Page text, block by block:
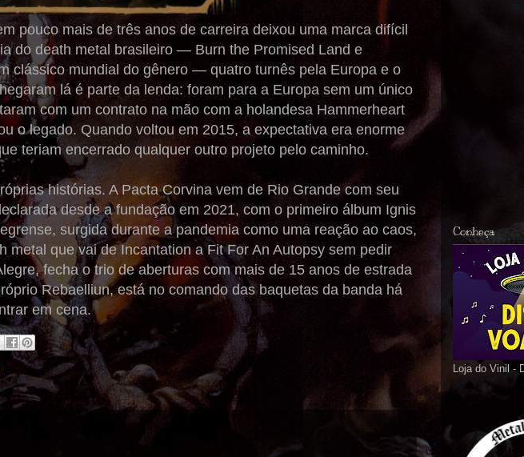
pouco mais de três anos de carreira deixou uma marca difícil
do death metal brasileiro — Burn the Promised Land e
clássico mundial do gênero — quatro turnês pela Europa e o
lá é parte da lenda: foram para a Europa sem um único
com um contrato na mão com a holandesa Hammerheart
o legado. Quando voltou em 2015, a expectativa era enorme
teriam encerrado qualquer outro projeto pelo caminho.
histórias. A Pacta Corvina vem de Rio Grande com seu
desde a fundação em 2021, com o primeiro álbum Ignis
surgida durante a pandemia como uma reação ao caos,
que vai de Incantation a Fit For An Autopsy sem pedir
fecha o trio de aberturas com mais de 15 anos de estrada
Rebaelliun, está no comando das baquetas da banda há
em cena.
Conheça
Loja do Vinil -